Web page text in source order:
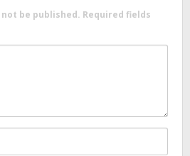
be published. Required fields